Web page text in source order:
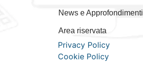
News e Approfondimenti
Area riservata
Privacy Policy
Cookie Policy